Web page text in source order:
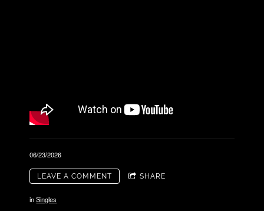
06/23/2026
LEAVE A COMMENT SHARE
inSingles